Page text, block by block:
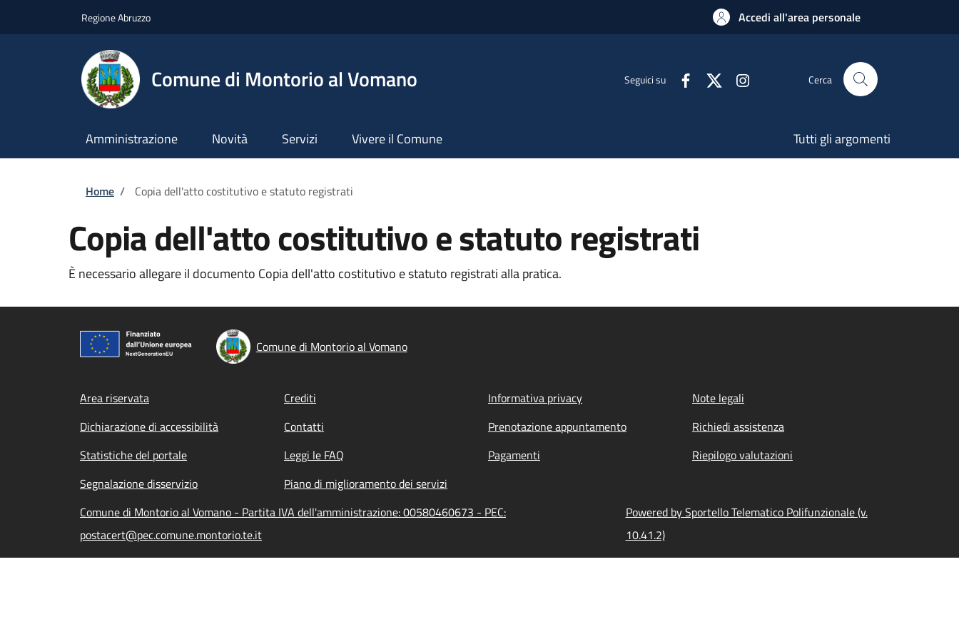
Regione Abruzzo Accedi all'area personale
Comune di Montorio al Vomano Seguici su Cerca
Amministrazione Novità Servizi Vivere il Comune Tutti gli argomenti
Briciole di pane
Home / Copia dell'atto costitutivo e statuto registrati
Copia dell'atto costitutivo e statuto registrati
È necessario allegare il documento Copia dell'atto costitutivo e statuto registrati alla pratica.
Comune di Montorio al Vomano
Footer menu
Area riservata Crediti Informativa privacy
Note legali
Dichiarazione di accessibilità
Contatti Prenotazione appuntamento
Richiedi assistenza
Statistiche del portale
Leggi le FAQ Pagamenti
Riepilogo valutazioni
Segnalazione disservizio
Piano di miglioramento dei servizi
Comune di Montorio al Vomano - Partita IVA dell'amministrazione: 00580460673 - PEC:
postacert@pec.comune.montorio.te.it
Powered by Sportello Telematico Polifunzionale (v.
10.41.2)